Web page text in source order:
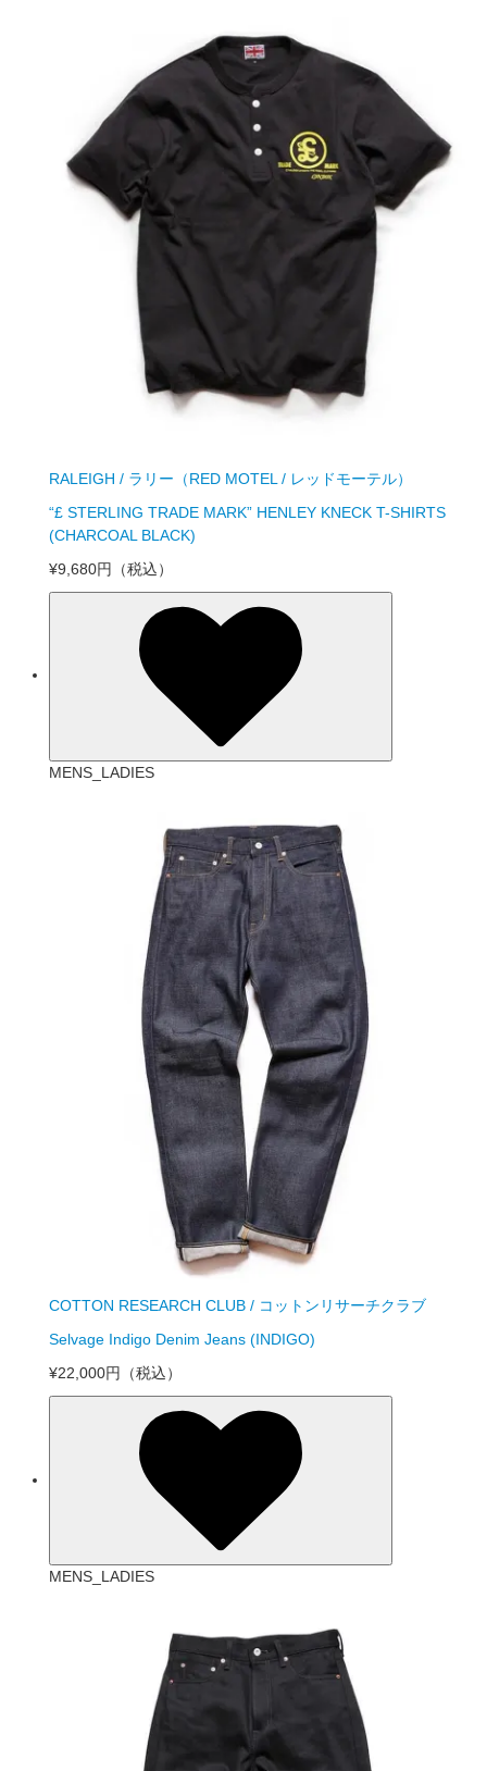
RALEIGH / ラリー（RED MOTEL / レッドモーテル）
“£ STERLING TRADE MARK” HENLEY KNECK T-SHIRTS
(CHARCOAL BLACK)
¥9,680円 （税込）
MENS_LADIES
COTTON RESEARCH CLUB / コットンリサーチクラブ
Selvage Indigo Denim Jeans (INDIGO)
¥22,000円
（税込）
MENS_LADIES